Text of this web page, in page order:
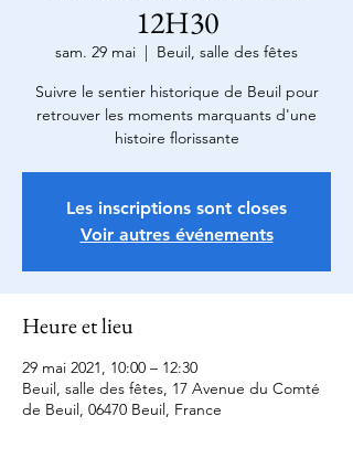
12H30
sam. 29 mai
  |
Beuil, salle des fêtes
Suivre le sentier historique de Beuil pour
retrouver les moments marquants d'une
histoire florissante
Les inscriptions sont closes
Voir autres événements
Heure et lieu
29 mai 2021, 10:00 – 12:30
Beuil, salle des fêtes, 17 Avenue du Comté
de Beuil, 06470 Beuil, France